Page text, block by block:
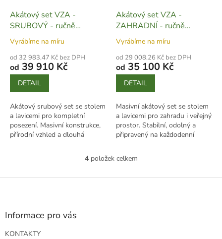
Akátový set VZA -
SRUBOVÝ - ručně
vyrobený - SET02
Vyrábíme na míru
od 32 983,47 Kč bez DPH
od 39 910 Kč
DETAIL
Akátový srubový set se stolem
a lavicemi pro kompletní
posezení. Masivní konstrukce,
přírodní vzhled a dlouhá
Akátový set VZA -
ZAHRADNÍ - ručně
vyrobený - SET03
Vyrábíme na míru
od 29 008,26 Kč bez DPH
od 35 100 Kč
DETAIL
Masivní akátový set se stolem
a lavicemi pro zahradu i veřejný
prostor. Stabilní, odolný a
připravený na každodenní
O
l
4položek celkem
Z
Informace pro vás
KONTAKTY